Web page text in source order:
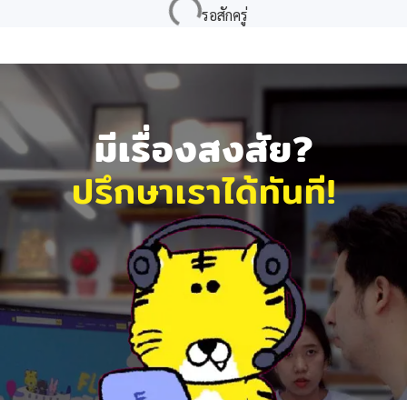
มีเรื่องสงสัย?
ปรึกษาเราได้ทันที!